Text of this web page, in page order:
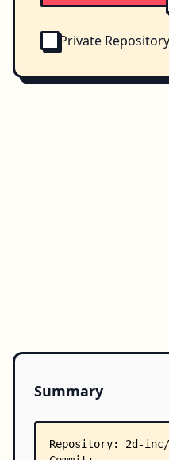
Private Repository
Summary